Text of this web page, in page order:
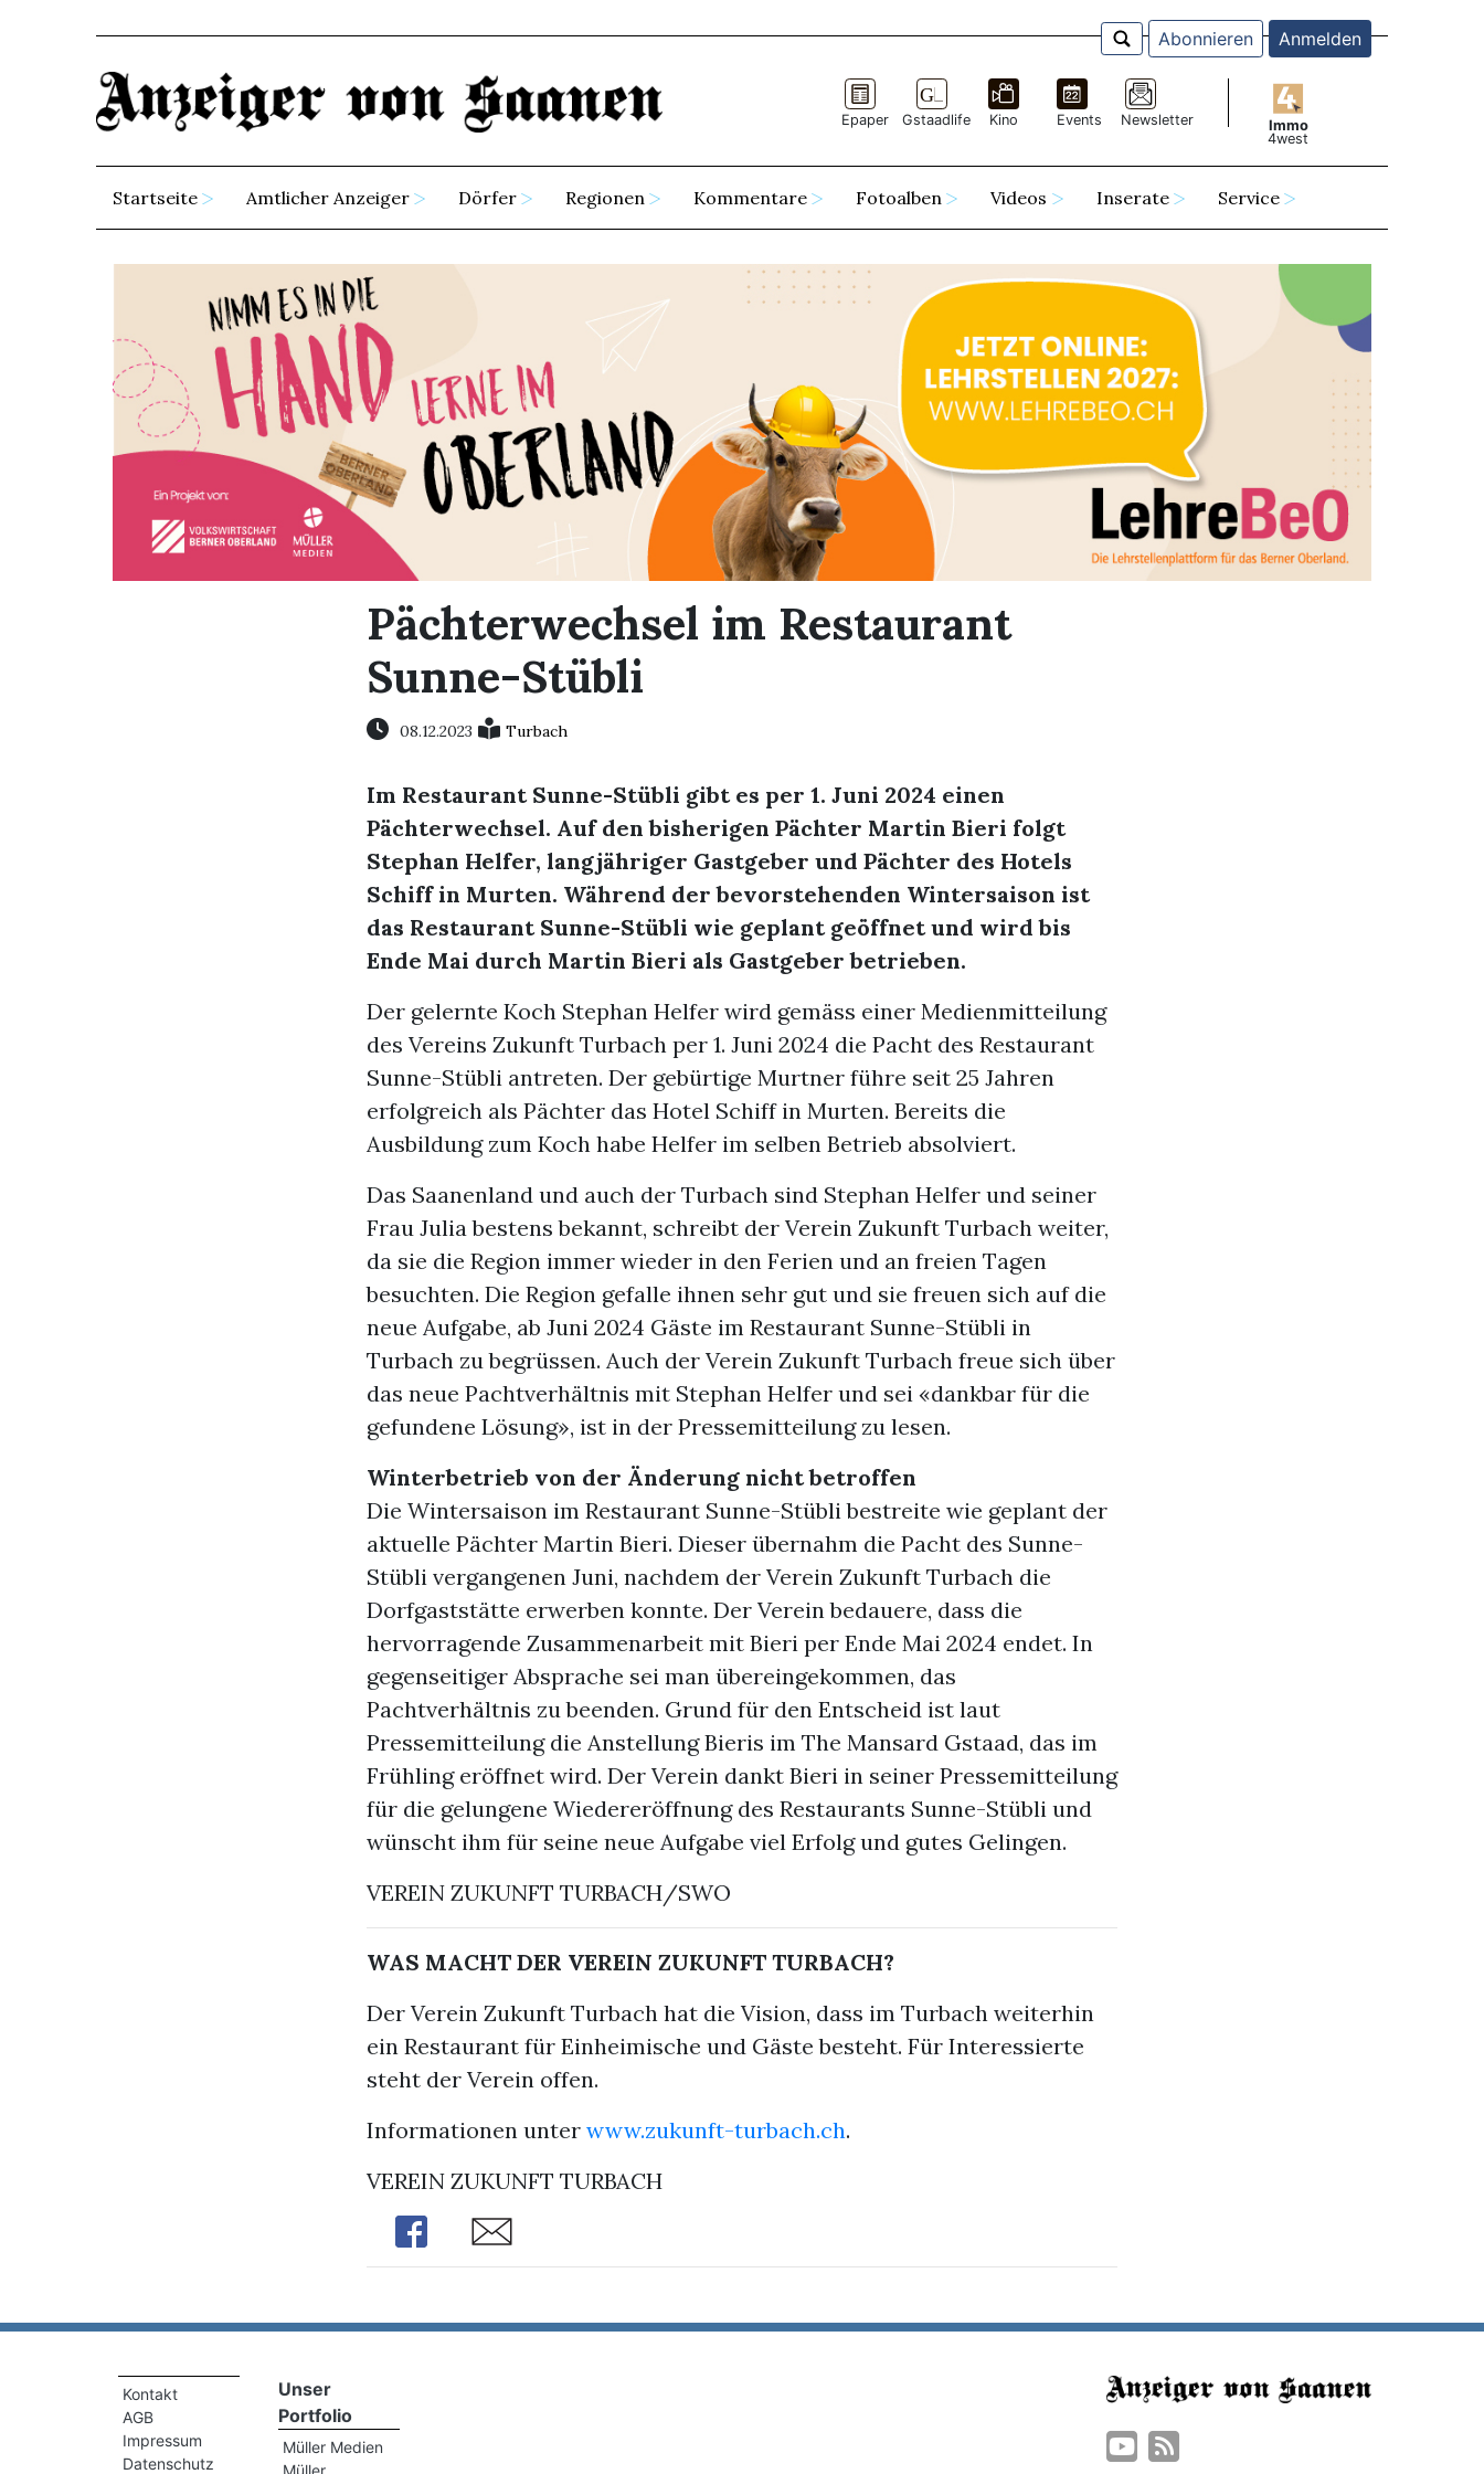
Abonnieren Anmelden
Epaper Gstaadlife Kino Events Newsletter
Immo
4west
Startseite Amtlicher Anzeiger Dörfer Regionen Kommentare Fotoalben Videos Inserate Service
Pächterwechsel im Restaurant
Sunne-Stübli
08.12.2023 Turbach
Im Restaurant Sunne-Stübli gibt es per 1. Juni 2024 einen
Pächterwechsel. Auf den bisherigen Pächter Martin Bieri folgt
Stephan Helfer, langjähriger Gastgeber und Pächter des Hotels
Schiff in Murten. Während der bevorstehenden Wintersaison ist
das Restaurant Sunne-Stübli wie geplant geöffnet und wird bis
Ende Mai durch Martin Bieri als Gastgeber betrieben.
Der gelernte Koch Stephan Helfer wird gemäss einer Medienmitteilung
des Vereins Zukunft Turbach per 1. Juni 2024 die Pacht des Restaurant
Sunne-Stübli antreten. Der gebürtige Murtner führe seit 25 Jahren
erfolgreich als Pächter das Hotel Schiff in Murten. Bereits die
Ausbildung zum Koch habe Helfer im selben Betrieb absolviert.
Das Saanenland und auch der Turbach sind Stephan Helfer und seiner
Frau Julia bestens bekannt, schreibt der Verein Zukunft Turbach weiter,
da sie die Region immer wieder in den Ferien und an freien Tagen
besuchten. Die Region gefalle ihnen sehr gut und sie freuen sich auf die
neue Aufgabe, ab Juni 2024 Gäste im Restaurant Sunne-Stübli in
Turbach zu begrüssen. Auch der Verein Zukunft Turbach freue sich über
das neue Pachtverhältnis mit Stephan Helfer und sei «dankbar für die
gefundene Lösung», ist in der Pressemitteilung zu lesen.
Winterbetrieb von der Änderung nicht betroffen
Die Wintersaison im Restaurant Sunne-Stübli bestreite wie geplant der
aktuelle Pächter Martin Bieri. Dieser übernahm die Pacht des Sunne-
Stübli vergangenen Juni, nachdem der Verein Zukunft Turbach die
Dorfgaststätte erwerben konnte. Der Verein bedauere, dass die
hervorragende Zusammenarbeit mit Bieri per Ende Mai 2024 endet. In
gegenseitiger Absprache sei man übereingekommen, das
Pachtverhältnis zu beenden. Grund für den Entscheid ist laut
Pressemitteilung die Anstellung Bieris im The Mansard Gstaad, das im
Frühling eröffnet wird. Der Verein dankt Bieri in seiner Pressemitteilung
für die gelungene Wiedereröffnung des Restaurants Sunne-Stübli und
wünscht ihm für seine neue Aufgabe viel Erfolg und gutes Gelingen.
VEREIN ZUKUNFT TURBACH/SWO
WAS MACHT DER VEREIN ZUKUNFT TURBACH?
Der Verein Zukunft Turbach hat die Vision, dass im Turbach weiterhin
ein Restaurant für Einheimische und Gäste besteht. Für Interessierte
steht der Verein offen.
Informationen unter www.zukunft-turbach.ch.
VEREIN ZUKUNFT TURBACH
Share
Share
Kontakt
AGB
Impressum
Datenschutz
Unser
Portfolio
Müller Medien
Müller